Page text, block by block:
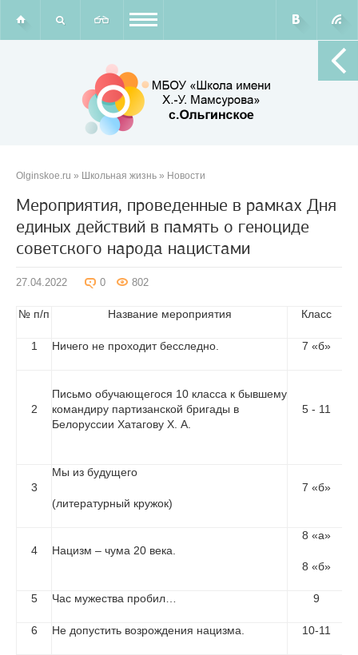
Olginskoe.ru » Школьная жизнь » Новости
Мероприятия, проведенные в рамках Дня
единых действий в память о геноциде
советского народа нацистами
27.04.2022 0 802
№ п/п Название мероприятия Класс
1 Ничего не проходит бесследно. 7 «б»
2
Письмо обучающегося 10 класса к бывшему
командиру партизанской бригады в
Белоруссии Хатагову Х. А.
5 - 11
3
Мы из будущего
(литературный кружок)
7 «б»
4 Нацизм – чума 20 века.
8 «а»
8 «б»
5 Час мужества пробил… 9
6 Не допустить возрождения нацизма. 10-11